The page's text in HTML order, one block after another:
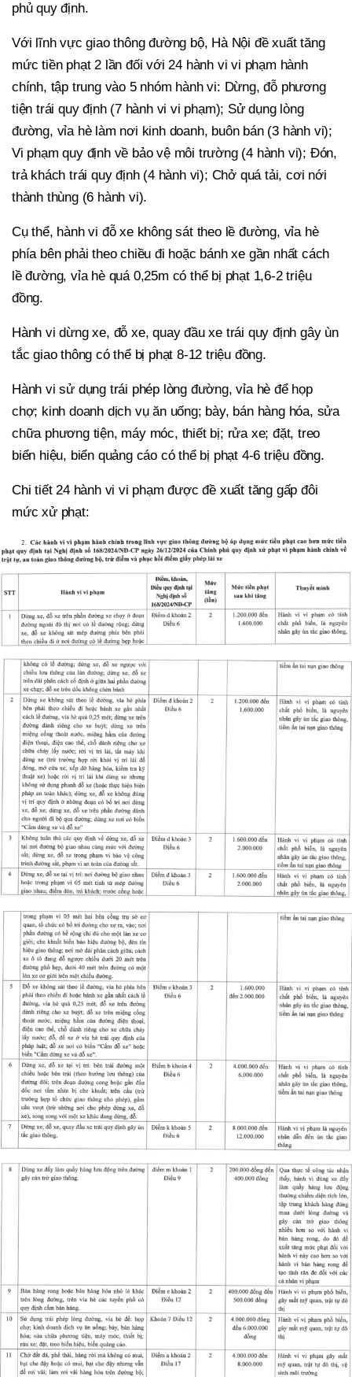
phủ quy định.
Với lĩnh vực giao thông đường bộ, Hà Nội đề xuất tăng
mức tiền phạt 2 lần đối với 24 hành vi vi phạm hành
chính, tập trung vào 5 nhóm hành vi: Dừng, đỗ phương
tiện trái quy định (7 hành vi vi phạm); Sử dụng lòng
đường, vỉa hè làm nơi kinh doanh, buôn bán (3 hành vi);
Vi phạm quy định về bảo vệ môi trường (4 hành vi); Đón,
trả khách trái quy định (4 hành vi); Chở quá tải, cơi nới
thành thùng (6 hành vi).
Cụ thể, hành vi đỗ xe không sát theo lề đường, vỉa hè
phía bên phải theo chiều đi hoặc bánh xe gần nhất cách
lề đường, vỉa hè quá 0,25m có thể bị phạt 1,6-2 triệu
đồng.
Hành vi dừng xe, đỗ xe, quay đầu xe trái quy định gây ùn
tắc giao thông có thể bị phạt 8-12 triệu đồng.
Hành vi sử dụng trái phép lòng đường, vỉa hè để họp
chợ; kinh doanh dịch vụ ăn uống; bày, bán hàng hóa, sửa
chữa phương tiện, máy móc, thiết bị; rửa xe; đặt, treo
biển hiệu, biển quảng cáo có thể bị phạt 4-6 triệu đồng.
Chi tiết 24 hành vi vi phạm được đề xuất tăng gấp đôi
mức xử phạt: